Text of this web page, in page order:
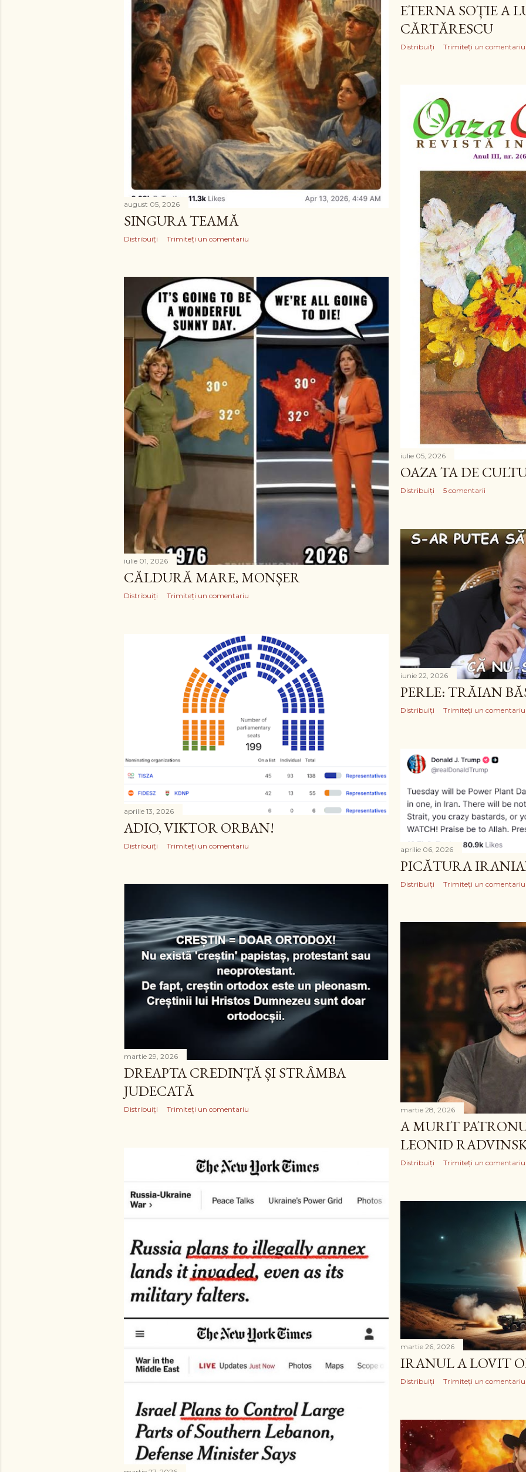
august 05, 2026
SINGURA TEAMĂ
Distribuiți Trimiteți un comentariu
ETERNA SOȚIE A
CĂRTĂRESCU
Distribuiți Trimiteți un comentariu
iulie 05, 2026
OAZA TA DE
Distribuiți 5 comentarii
iulie 01, 2026
CĂLDURĂ MARE, MONȘER
Distribuiți Trimiteți un comentariu
iunie 22, 2026
PERLE: TRĂIAN
Distribuiți Trimiteți un comentariu
aprilie 13, 2026
ADIO, VIKTOR ORBAN!
Distribuiți Trimiteți un comentariu aprilie 06, 2026
PICĂTURA
Distribuiți Trimiteți un comentariu
martie 29, 2026
DREAPTA CREDINȚĂ ȘI STRÂMBA
JUDECATĂ
Distribuiți Trimiteți un comentariu martie 28, 2026
A MURIT
LEONID
Distribuiți Trimiteți un comentariu
martie 26, 2026
IRANUL A LOVIT
Distribuiți Trimiteți un comentariu